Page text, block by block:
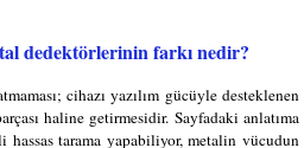
dedektörlerinin farkı nedir?
cihazı yazılım gücüyle desteklenen
haline getirmesidir. Sayfadaki anlatıma
tarama yapabiliyor, metalin vücudun